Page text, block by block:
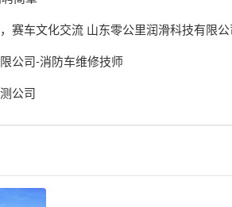
赛车文化交流 山东零公里润滑科技有限
公司-消防车维修技师
公司